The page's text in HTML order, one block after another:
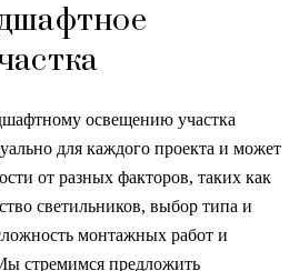
освещению участка
для каждого проекта и может
от разных факторов, таких как
светильников, выбор типа и
монтажных работ и
стремимся предложить